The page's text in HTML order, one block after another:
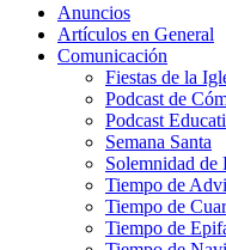
Anuncios
Artículos en General
Comunicación
Fiestas de la
Podcast de
Podcast
Semana Santa
Solemnidad de
Tiempo de
Tiempo de
Tiempo de